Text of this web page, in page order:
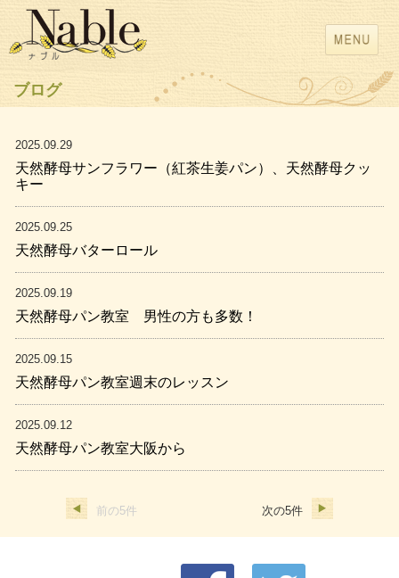
ブログ
2025.09.29
天然酵母サンフラワー（紅茶生姜パン）、天然酵母クッ
キー
2025.09.25
天然酵母バターロール
2025.09.19
天然酵母パン教室 男性の方も多数！
2025.09.15
天然酵母パン教室週末のレッスン
2025.09.12
天然酵母パン教室大阪から
前の5件 次の5件